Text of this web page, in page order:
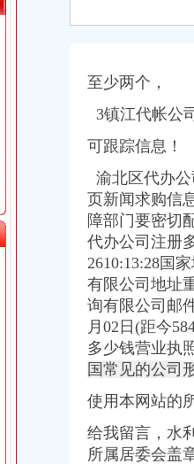
工商注册）
渝高 （工商注册）
）
册）
册）
转让）
证）
（进出口权）
司 渝中 （工商注册）
工商注册）
司 渝高 （工商注册）
至少两个，
3镇江代帐公
可跟踪信息！
渝北区代办
页新闻求购信
障部门要密切
代办公司注册
2610:13:28国
有限公司地址
询有限公司邮
月02日(距今
多少钱营业执
国常见的公司
使用本网站的
给我留言，水
所属居委会盖